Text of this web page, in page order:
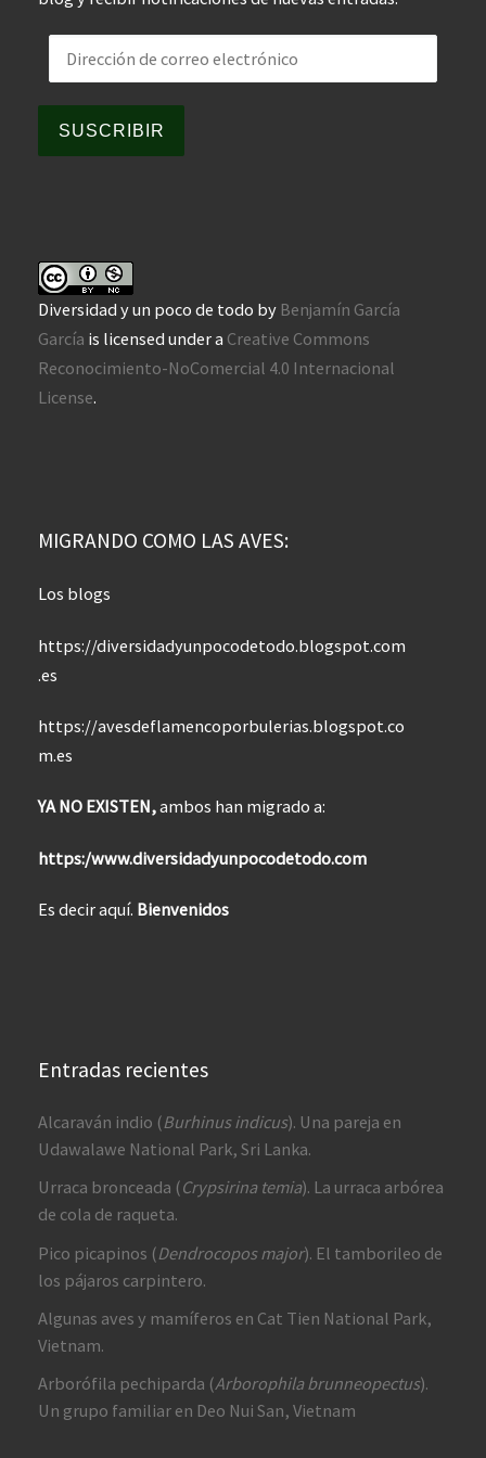
Dirección de correo electrónico
SUSCRIBIR
Diversidad y un poco de todo by Benjamín García
García is licensed under a Creative Commons
Reconocimiento-NoComercial 4.0 Internacional
License.
MIGRANDO COMO LAS AVES:
Los blogs
https://diversidadyunpocodetodo.blogspot.com
.es
https://avesdeflamencoporbulerias.blogspot.co
m.es
YA NO EXISTEN,ambos han migrado a:
https:/www.diversidadyunpocodetodo.com
Es decir aquí. Bienvenidos
Entradas recientes
Alcaraván indio (Burhinus indicus). Una pareja en
Udawalawe National Park, Sri Lanka.
Urraca bronceada (Crypsirina temia). La urraca arbórea
de cola de raqueta.
Pico picapinos (Dendrocopos major). El tamborileo de
los pájaros carpintero.
Algunas aves y mamíferos en Cat Tien National Park,
Vietnam.
Arborófila pechiparda (Arborophila brunneopectus).
Un grupo familiar en Deo Nui San, Vietnam